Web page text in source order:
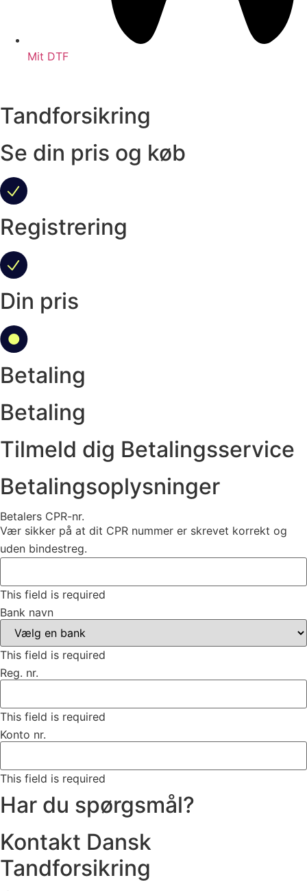
Mit DTF
Tandforsikring
Se din pris og køb
Registrering
Din pris
Betaling
Betaling
Tilmeld dig Betalingsservice
Betalingsoplysninger
Betalers CPR-nr.
Vær sikker på at dit CPR nummer er skrevet korrekt og
uden bindestreg.
This field is required
Bank navn
This field is required
Reg. nr.
This field is required
Konto nr.
This field is required
Har du spørgsmål?
Kontakt Dansk
Tandforsikring